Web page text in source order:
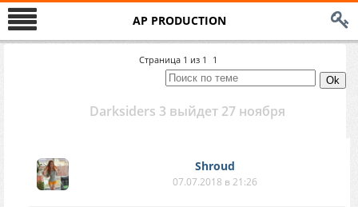
AP PRODUCTION
Страница 1 из 1 1
Darksiders 3 выйдeт 27 ноябpя
Shroud
07.07.2018 в 21:26